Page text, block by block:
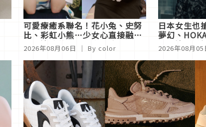
可愛療癒系聯名！花小兔、史努
比、彩虹小熊…少女心直接融
化，這波萌系收藏太勸敗
2026年08月06日 ｜ By color
日本女生也
夢幻、
心，這4雙
2026年08月05